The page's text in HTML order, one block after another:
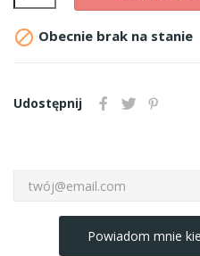
 Obecnie brak na stanie
Udostępnij
Powiadom mnie